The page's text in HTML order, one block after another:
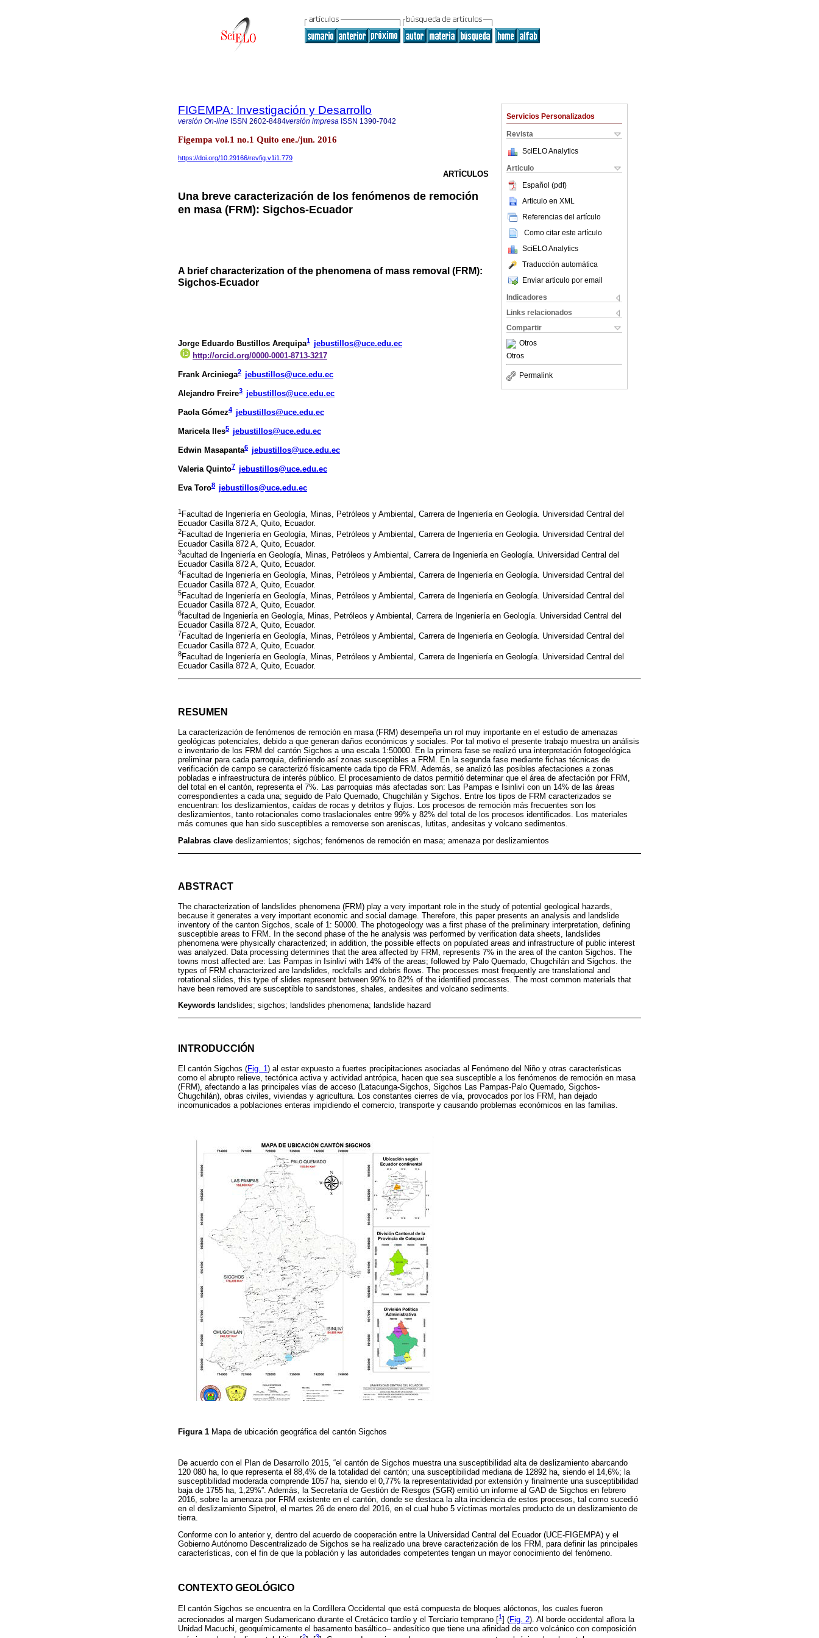
Servicios Personalizados
Revista
SciELO Analytics
Articulo
Español (pdf)
Articulo en XML
Referencias del artículo
Como citar este artículo
SciELO Analytics
Traducción automática
Enviar articulo por email
Indicadores
Links relacionados
Compartir
Otros
Otros
Permalink
FIGEMPA: Investigación y Desarrollo
versión On-line ISSN 2602-8484versión impresa ISSN 1390-7042
Figempa vol.1 no.1 Quito ene./jun. 2016
https://doi.org/10.29166/revfig.v1i1.779
ARTÍCULOS
Una breve caracterización de los fenómenos de remoción
en masa (FRM): Sigchos-Ecuador
A brief characterization of the phenomena of mass removal (FRM):
Sigchos-Ecuador
Jorge Eduardo Bustillos Arequipa1 jebustillos@uce.edu.ec
http://orcid.org/0000-0001-8713-3217
Frank Arciniega2 jebustillos@uce.edu.ec
Alejandro Freire3 jebustillos@uce.edu.ec
Paola Gómez4 jebustillos@uce.edu.ec
Maricela Iles5 jebustillos@uce.edu.ec
Edwin Masapanta6 jebustillos@uce.edu.ec
Valeria Quinto7 jebustillos@uce.edu.ec
Eva Toro8 jebustillos@uce.edu.ec
1 Facultad de Ingeniería en Geología, Minas, Petróleos y Ambiental, Carrera de Ingeniería en Geología. Universidad Central del
Ecuador Casilla 872 A, Quito, Ecuador.
2Facultad de Ingeniería en Geología, Minas, Petróleos y Ambiental, Carrera de Ingeniería en Geología. Universidad Central del
Ecuador Casilla 872 A, Quito, Ecuador.
3acultad de Ingeniería en Geología, Minas, Petróleos y Ambiental, Carrera de Ingeniería en Geología. Universidad Central del
Ecuador Casilla 872 A, Quito, Ecuador.
4Facultad de Ingeniería en Geología, Minas, Petróleos y Ambiental, Carrera de Ingeniería en Geología. Universidad Central del
Ecuador Casilla 872 A, Quito, Ecuador.
5Facultad de Ingeniería en Geología, Minas, Petróleos y Ambiental, Carrera de Ingeniería en Geología. Universidad Central del
Ecuador Casilla 872 A, Quito, Ecuador.
6facultad de Ingeniería en Geología, Minas, Petróleos y Ambiental, Carrera de Ingeniería en Geología. Universidad Central del
Ecuador Casilla 872 A, Quito, Ecuador.
7Facultad de Ingeniería en Geología, Minas, Petróleos y Ambiental, Carrera de Ingeniería en Geología. Universidad Central del
Ecuador Casilla 872 A, Quito, Ecuador.
8Facultad de Ingeniería en Geología, Minas, Petróleos y Ambiental, Carrera de Ingeniería en Geología. Universidad Central del
Ecuador Casilla 872 A, Quito, Ecuador.
RESUMEN
La caracterización de fenómenos de remoción en masa (FRM) desempeña un rol muy importante en el estudio de amenazas
geológicas potenciales, debido a que generan daños económicos y sociales. Por tal motivo el presente trabajo muestra un análisis
e inventario de los FRM del cantón Sigchos a una escala 1:50000. En la primera fase se realizó una interpretación fotogeológica
preliminar para cada parroquia, definiendo así zonas susceptibles a FRM. En la segunda fase mediante fichas técnicas de
verificación de campo se caracterizó físicamente cada tipo de FRM. Además, se analizó las posibles afectaciones a zonas
pobladas e infraestructura de interés público. El procesamiento de datos permitió determinar que el área de afectación por FRM,
del total en el cantón, representa el 7%. Las parroquias más afectadas son: Las Pampas e Isinliví con un 14% de las áreas
correspondientes a cada una; seguido de Palo Quemado, Chugchilán y Sigchos. Entre los tipos de FRM caracterizados se
encuentran: los deslizamientos, caídas de rocas y detritos y flujos. Los procesos de remoción más frecuentes son los
deslizamientos, tanto rotacionales como traslacionales entre 99% y 82% del total de los procesos identificados. Los materiales
más comunes que han sido susceptibles a removerse son areniscas, lutitas, andesitas y volcano sedimentos.
Palabras clave deslizamientos; sigchos; fenómenos de remoción en masa; amenaza por deslizamientos
ABSTRACT
The characterization of landslides phenomena (FRM) play a very important role in the study of potential geological hazards,
because it generates a very important economic and social damage. Therefore, this paper presents an analysis and landslide
inventory of the canton Sigchos, scale of 1: 50000. The photogeology was a first phase of the preliminary interpretation, defining
susceptible areas to FRM. In the second phase of the he analysis was performed by verification data sheets, landslides
phenomena were physically characterized; in addition, the possible effects on populated areas and infrastructure of public interest
was analyzed. Data processing determines that the area affected by FRM, represents 7% in the area of the canton Sigchos. The
towns most affected are: Las Pampas in Isinliví with 14% of the areas; followed by Palo Quemado, Chugchilán and Sigchos. the
types of FRM characterized are landslides, rockfalls and debris flows. The processes most frequently are translational and
rotational slides, this type of slides represent between 99% to 82% of the identified processes. The most common materials that
have been removed are susceptible to sandstones, shales, andesites and volcano sediments.
Keywords landslides; sigchos; landslides phenomena; landslide hazard
INTRODUCCIÓN
El cantón Sigchos (Fig. 1) al estar expuesto a fuertes precipitaciones asociadas al Fenómeno del Niño y otras características
como el abrupto relieve, tectónica activa y actividad antrópica, hacen que sea susceptible a los fenómenos de remoción en masa
(FRM), afectando a las principales vías de acceso (Latacunga-Sigchos, Sigchos Las Pampas-Palo Quemado, Sigchos-
Chugchilán), obras civiles, viviendas y agricultura. Los constantes cierres de vía, provocados por los FRM, han dejado
incomunicados a poblaciones enteras impidiendo el comercio, transporte y causando problemas económicos en las familias.
Figura 1 Mapa de ubicación geográfica del cantón Sigchos
De acuerdo con el Plan de Desarrollo 2015, “el cantón de Sigchos muestra una susceptibilidad alta de deslizamiento abarcando
120 080 ha, lo que representa el 88,4% de la totalidad del cantón; una susceptibilidad mediana de 12892 ha, siendo el 14,6%; la
susceptibilidad moderada comprende 1057 ha, siendo el 0,77% la representatividad por extensión y finalmente una susceptibilidad
baja de 1755 ha, 1,29%”. Además, la Secretaría de Gestión de Riesgos (SGR) emitió un informe al GAD de Sigchos en febrero
2016, sobre la amenaza por FRM existente en el cantón, donde se destaca la alta incidencia de estos procesos, tal como sucedió
en el deslizamiento Sipetrol, el martes 26 de enero del 2016, en el cual hubo 5 víctimas mortales producto de un deslizamiento de
tierra.
Conforme con lo anterior y, dentro del acuerdo de cooperación entre la Universidad Central del Ecuador (UCE-FIGEMPA) y el
Gobierno Autónomo Descentralizado de Sigchos se ha realizado una breve caracterización de los FRM, para definir las principales
características, con el fin de que la población y las autoridades competentes tengan un mayor conocimiento del fenómeno.
CONTEXTO GEOLÓGICO
El cantón Sigchos se encuentra en la Cordillera Occidental que está compuesta de bloques alóctonos, los cuales fueron
acrecionados al margen Sudamericano durante el Cretácico tardío y el Terciario temprano [1] (Fig. 2). Al borde occidental aflora la
Unidad Macuchi, geoquímicamente el basamento basáltico– andesítico que tiene una afinidad de arco volcánico con composición